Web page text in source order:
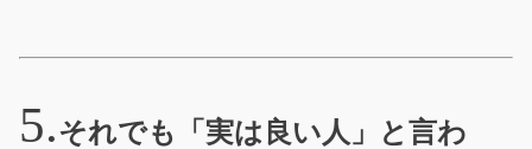
それでも「実は良い人」と言わ